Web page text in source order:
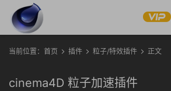
当前位置： 首页 插件 粒子/特效插件 正文
cinema4D 粒子加速插件